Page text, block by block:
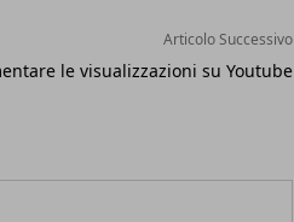
Articolo Successivo
le visualizzazioni su Youtube